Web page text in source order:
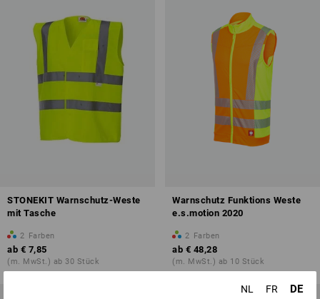
STONEKIT Warnschutz-Weste
mit Tasche
2 Farben
ab € 7,85
(m. MwSt.) ab 30 Stück
Warnschutz Funktions Weste
e.s.motion 2020
2 Farben
ab € 48,28
(m. MwSt.) ab 10 Stück
NL FR DE